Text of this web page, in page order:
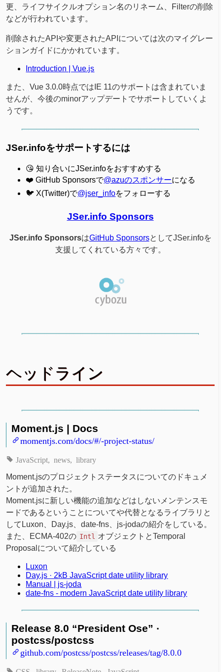
更、ライフサイクルオプション名のリネーム、Filterの削除
などが行われています。
削除されたAPIや変更されたAPIについては次のマイグレー
ションガイドにかかれています。
Introduction | Vue.js
また、Vue 3.0.0時点ではIE 11のサポートは含まれていま
せんが、今後のminorアップデートでサポートしていくよ
うです。
JSer.infoをサポートするには
😘 知り合いにJSer.infoをおすすめする
❤️ GitHub Sponsorsで@azuのスポンサーになる
🐦 X(Twitter)で@jser_infoをフォローする
JSer.info Sponsors
JSer.info SponsorsはGitHub SponsorsとしてJSer.infoを
支援してくれている方々です。
ヘッドライン
Moment.js | Docs
momentjs.com/docs/#/-project-status/
JavaScript news library
Moment.jsのプロジェクトステータスについてのドキュメ
ントが追加された。
Moment.jsに新しい機能の追加などはしないメンテンスモ
ードであるということについてや代替となるライブラリと
してLuxon、Day.js、date-fns、js-jodaの紹介をしている。
また、ECMA-402の Intl オブジェクトとTemporal
Proposalについて紹介している
Luxon
Day.js · 2kB JavaScript date utility library
Manual | js-joda
date-fns - modern JavaScript date utility library
Release 8.0 “President Ose” ·
postcss/postcss
github.com/postcss/postcss/releases/tag/8.0.0